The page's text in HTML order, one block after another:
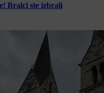
Bralci ste izbrali